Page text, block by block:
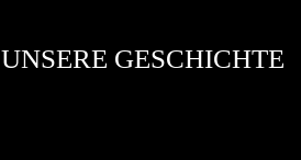
UNSERE GESCHICHTE